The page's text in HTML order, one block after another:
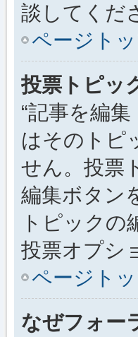
談してくだ
ページト
投票トピッ
“記事を編
はそのトピ
せん。投票
編集ボタン
トピックの
投票オプシ
ページト
なぜフォー